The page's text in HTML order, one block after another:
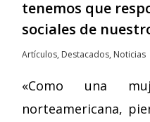
tenemos que
sociales de
Artículos, Destacados, Noticias
«Como una
norteamericana,